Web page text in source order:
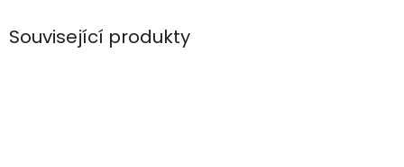
Související produkty